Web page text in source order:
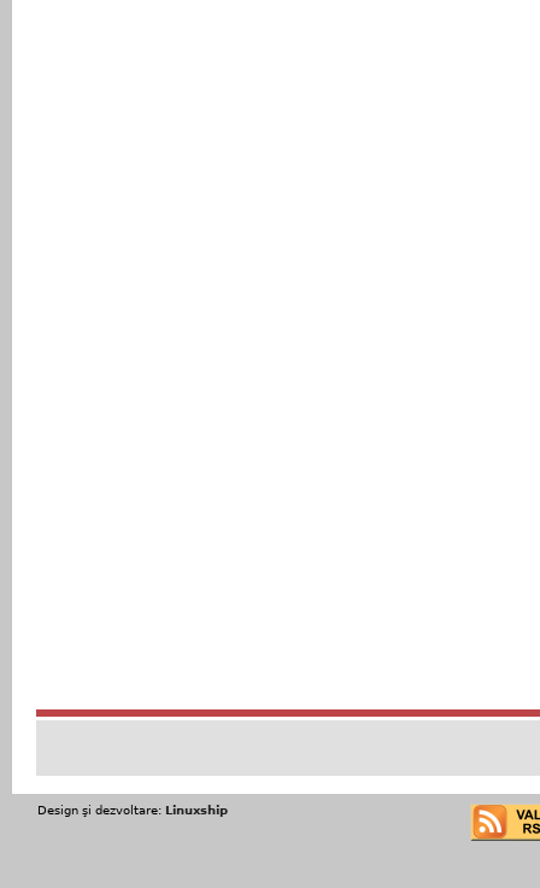
Design şi dezvoltare: Linuxship